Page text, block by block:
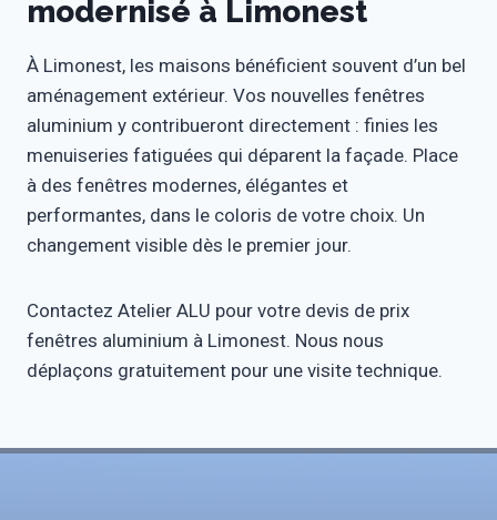
modernisé à Limonest
À Limonest, les maisons bénéficient souvent d’un bel
aménagement extérieur. Vos nouvelles fenêtres
aluminium y contribueront directement : finies les
menuiseries fatiguées qui déparent la façade. Place
à des fenêtres modernes, élégantes et
performantes, dans le coloris de votre choix. Un
changement visible dès le premier jour.
Contactez Atelier ALU pour votre devis de prix
fenêtres aluminium à Limonest. Nous nous
déplaçons gratuitement pour une visite technique.